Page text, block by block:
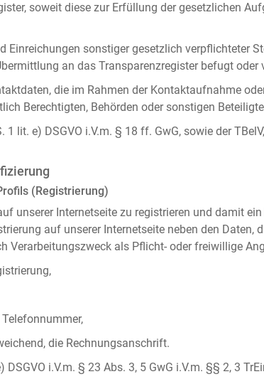
soweit diese zur Erfüllung der gesetzlichen
Einreichungen sonstiger gesetzlich verpflichteter
an das Transparenzregister befugt oder
die im Rahmen der Kontaktaufnahme
Berechtigten, Behörden oder sonstigen
1 lit. e) DSGVO i.V.m. § 18 ff. GwG, sowie der
(Registrierung)
unserer Internetseite zu registrieren und damit
auf unserer Internetseite neben den
Verarbeitungszweck als Pflicht- oder freiwillige
die Rechnungsanschrift.
DSGVO i.V.m. § 23 Abs. 3, 5 GwG i.V.m. §§ 2, 3